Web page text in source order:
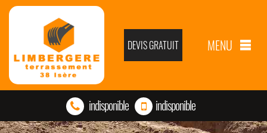
DEVIS GRATUIT MENU
indisponible indisponible